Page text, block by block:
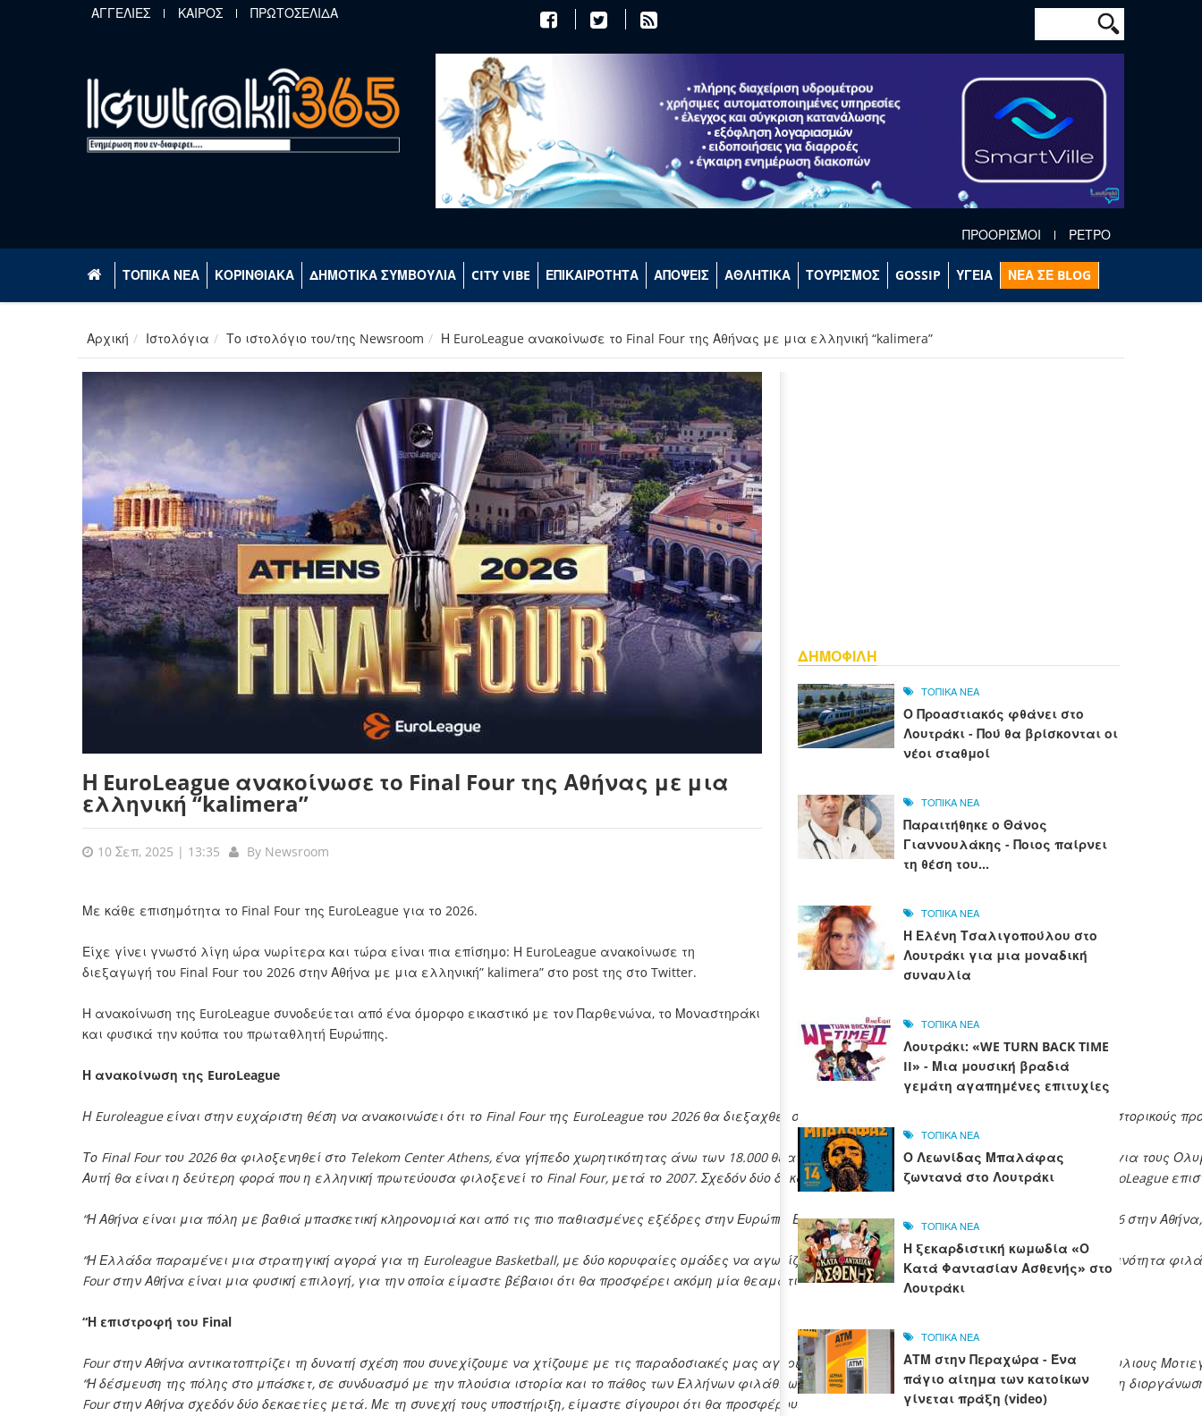
Παράκαμψη προς το κυρίως περιεχόμενο
ΑΓΓΕΛΙΕΣ ΚΑΙΡΟΣ ΠΡΩΤΟΣΕΛΙΔΑ Φόρμα
Αναζήτηση
ΠΡΟΟΡΙΣΜΟΙ ΡΕΤΡΟ
ΤΟΠΙΚΑ ΝΕΑ ΚΟΡΙΝΘΙΑΚΑ ΔΗΜΟΤΙΚΑ ΣΥΜΒΟΥΛΙΑ CITY VIBE ΕΠΙΚΑΙΡΟΤΗΤΑ ΑΠΟΨΕΙΣ ΑΘΛΗΤΙΚΑ ΤΟΥΡΙΣΜΟΣ GOSSIP ΥΓΕΙΑ ΝΕΑ ΣΕ BLOG
Αρχική Ιστολόγια Το ιστολόγιο του/της Newsroom Η EuroLeague ανακοίνωσε το Final Four της Αθήνας με μια ελληνική “kalimera”
Η EuroLeague ανακοίνωσε το Final Four της Αθήνας με μια
ελληνική “kalimera”
10 Σεπ, 2025 | 13:35 By Newsroom
Με κάθε επισημότητα το Final Four της EuroLeague για το 2026.
Είχε γίνει γνωστό λίγη ώρα νωρίτερα και τώρα είναι πια επίσημο: Η EuroLeague ανακοίνωσε τη
διεξαγωγή του Final Four του 2026 στην Αθήνα με μια ελληνική” kalimera” στο post της στο Twitter.
Η ανακοίνωση της EuroLeague συνοδεύεται από ένα όμορφο εικαστικό με τον Παρθενώνα, το Μοναστηράκι
και φυσικά την κούπα του πρωταθλητή Ευρώπης.
Η ανακοίνωση της EuroLeague
Η Euroleague είναι στην ευχάριστη θέση να ανακοινώσει ότι το Final Four της EuroLeague του 2026 θα διεξαχθεί στην Αθήνα, επιστρέφοντας σε έναν από τους πιο ιστορικούς
Το Final Four του 2026 θα φιλοξενηθεί στο Telekom Center Athens, ένα γήπεδο χωρητικότητας άνω των 18.000 θεατών. Χτισμένο το 1994 και πλήρως ανακαινισμένο για τους
Αυτή θα είναι η δεύτερη φορά που η ελληνική πρωτεύουσα φιλοξενεί το Final Four, μετά το 2007. Σχεδόν δύο δεκαετίες αργότερα, η κορυφαία διοργάνωση της EuroLeague
“Η Αθήνα είναι μια πόλη με βαθιά μπασκετική κληρονομιά και από τις πιο παθιασμένες εξέδρες στην Ευρώπη. Είμαστε ενθουσιασμένοι που επιστρέφουμε το 2026 στην
“Η Ελλάδα παραμένει μια στρατηγική αγορά για τη Euroleague Basketball, με δύο κορυφαίες ομάδες να αγωνίζονται κάθε χρόνο, μια εξαιρετικά αφοσιωμένη κοινότητα
Four στην Αθήνα είναι μια φυσική επιλογή, για την οποία είμαστε βέβαιοι ότι θα προσφέρει ακόμη μία θεαματική διοργάνωση“.
“Η επιστροφή του Final
Four στην Αθήνα αντικατοπτρίζει τη δυνατή σχέση που συνεχίζουμε να χτίζουμε με τις παραδοσιακές μας αγορές“, σημείωσε ο CEO της Euroleague Basketball, Πάουλιους
“Η δέσμευση της πόλης στο μπάσκετ, σε συνδυασμό με την πλούσια ιστορία και το πάθος των Ελλήνων φιλάθλων, την καθιστούν ιδανικό σκηνικό για τη μεγαλύτερη
Four στην Αθήνα σχεδόν δύο δεκαετίες μετά. Με τη συνεχή τους υποστήριξη, είμαστε σίγουροι ότι θα προσφέρουμε ξανά μια αξέχαστη εμπειρία“.
ΔΗΜΟΦΙΛΗ
ΤΟΠΙΚΑ ΝΕΑ
Ο Προαστιακός φθάνει στο
Λουτράκι - Πού θα βρίσκονται οι
νέοι σταθμοί
ΤΟΠΙΚΑ ΝΕΑ
Παραιτήθηκε ο Θάνος
Γιαννουλάκης - Ποιος παίρνει
τη θέση του...
ΤΟΠΙΚΑ ΝΕΑ
Η Ελένη Τσαλιγοπούλου στο
Λουτράκι για μια μοναδική
συναυλία
ΤΟΠΙΚΑ ΝΕΑ
Λουτράκι: «WE TURN BACK TIME
II» - Μια μουσική βραδιά
γεμάτη αγαπημένες επιτυχίες
ΤΟΠΙΚΑ ΝΕΑ
Ο Λεωνίδας Μπαλάφας
ζωντανά στο Λουτράκι
ΤΟΠΙΚΑ ΝΕΑ
Η ξεκαρδιστική κωμωδία «Ο
Κατά Φαντασίαν Ασθενής» στο
Λουτράκι
ΤΟΠΙΚΑ ΝΕΑ
ΑΤΜ στην Περαχώρα - Ένα
πάγιο αίτημα των κατοίκων
γίνεται πράξη (video)